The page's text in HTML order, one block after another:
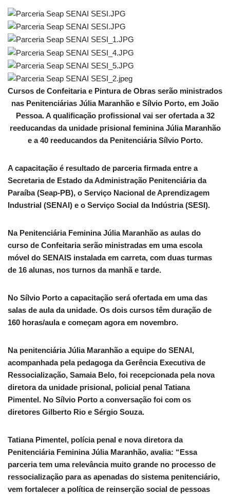
Cursos de Confeitaria e Pintura de Obras serão ministrados
nas Penitenciárias Júlia Maranhão e Sílvio Porto, em João
Pessoa. A qualificação profissional vai ser ofertada a 32
reeducandas da unidade prisional feminina Júlia Maranhão
e a 40 reeducandos da Penitenciária Sílvio Porto.
A capacitação é resultado de parceria firmada entre a
Secretaria de Estado da Administração Penitenciária da
Paraíba (Seap-PB), o Serviço Nacional de Aprendizagem
Industrial (SENAI) e o Serviço Social da Indústria (SESI).
Na Penitenciária Feminina Júlia Maranhão as aulas do
curso de Confeitaria serão ministradas em uma escola
móvel do SENAIS instalada em carreta, com duas turmas
de 16 alunas, nos turnos da manhã e tarde.
No Sílvio Porto a capacitação será ofertada em uma das
salas de aula da unidade. Os dois cursos têm duração de
160 horas/aula e começam agora em novembro.
Na penitenciária Júlia Maranhão a equipe do SENAI,
acompanhada pela pedagoga da Gerência Executiva de
Ressocialização, Samaia Belo, foi recepcionada pela nova
diretora da unidade prisional, policial penal Tatiana
Pimentel. No Sílvio Porto a conversação foi com os
diretores Gilberto Rio e Sérgio Souza.
Tatiana Pimentel, polícia penal e nova diretora da
Penitenciária Feminina Júlia Maranhão, avalia: “Essa
parceria tem uma relevância muito grande no processo de
ressocialização para as apenadas do sistema penitenciário,
vem fortalecer a política de reinserção social de pessoas